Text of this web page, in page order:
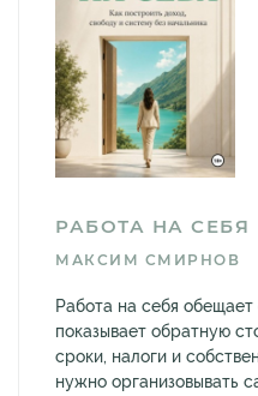
РАБОТА НА СЕБЯ
МАКСИМ СМИРНОВ
Работа на себя
показывает обратную
сроки, налоги и
нужно организовывать